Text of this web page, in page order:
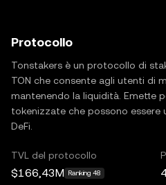
Protocollo
Tonstakers è un protocollo di
TON che consente agli utenti di
mantenendo la liquidità. Emette
tokenizzate che possono essere
DeFi.
TVL del protocollo
$166,43M Ranking 48